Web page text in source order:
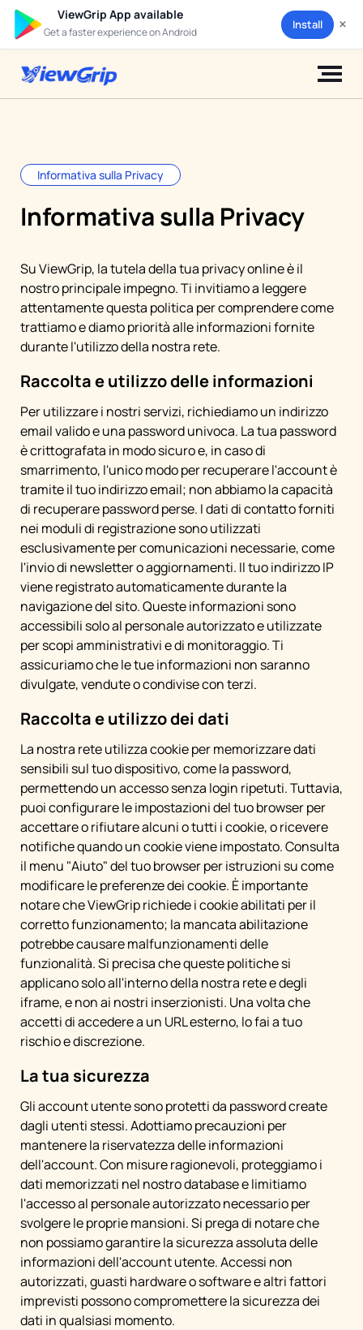
ViewGrip App available
Get a faster experience on Android
Install ×
Informativa sulla Privacy
Informativa sulla Privacy
Su ViewGrip, la tutela della tua privacy online è il
nostro principale impegno. Ti invitiamo a leggere
attentamente questa politica per comprendere come
trattiamo e diamo priorità alle informazioni fornite
durante l'utilizzo della nostra rete.
Raccolta e utilizzo delle informazioni
Per utilizzare i nostri servizi, richiediamo un indirizzo
email valido e una password univoca. La tua password
è crittografata in modo sicuro e, in caso di
smarrimento, l'unico modo per recuperare l'account è
tramite il tuo indirizzo email; non abbiamo la capacità
di recuperare password perse. I dati di contatto forniti
nei moduli di registrazione sono utilizzati
esclusivamente per comunicazioni necessarie, come
l'invio di newsletter o aggiornamenti. Il tuo indirizzo IP
viene registrato automaticamente durante la
navigazione del sito. Queste informazioni sono
accessibili solo al personale autorizzato e utilizzate
per scopi amministrativi e di monitoraggio. Ti
assicuriamo che le tue informazioni non saranno
divulgate, vendute o condivise con terzi.
Raccolta e utilizzo dei dati
La nostra rete utilizza cookie per memorizzare dati
sensibili sul tuo dispositivo, come la password,
permettendo un accesso senza login ripetuti. Tuttavia,
puoi configurare le impostazioni del tuo browser per
accettare o rifiutare alcuni o tutti i cookie, o ricevere
notifiche quando un cookie viene impostato. Consulta
il menu "Aiuto" del tuo browser per istruzioni su come
modificare le preferenze dei cookie. È importante
notare che ViewGrip richiede i cookie abilitati per il
corretto funzionamento; la mancata abilitazione
potrebbe causare malfunzionamenti delle
funzionalità. Si precisa che queste politiche si
applicano solo all'interno della nostra rete e degli
iframe, e non ai nostri inserzionisti. Una volta che
accetti di accedere a un URL esterno, lo fai a tuo
rischio e discrezione.
La tua sicurezza
Gli account utente sono protetti da password create
dagli utenti stessi. Adottiamo precauzioni per
mantenere la riservatezza delle informazioni
dell'account. Con misure ragionevoli, proteggiamo i
dati memorizzati nel nostro database e limitiamo
l'accesso al personale autorizzato necessario per
svolgere le proprie mansioni. Si prega di notare che
non possiamo garantire la sicurezza assoluta delle
informazioni dell'account utente. Accessi non
autorizzati, guasti hardware o software e altri fattori
imprevisti possono compromettere la sicurezza dei
dati in qualsiasi momento.